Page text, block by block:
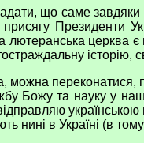
що саме завдяки
Президенти
лютеранська церква
історію,
переконатися,
Божу та науку у
нині в Україні (в